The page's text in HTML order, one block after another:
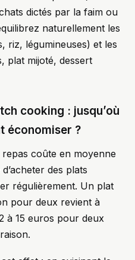
dictés par la faim ou
naturellement les
riz, légumineuses) et les
plat mijoté, dessert
cooking : jusqu’où
économiser ?
coûte en moyenne
des plats
régulièrement. Un plat
pour deux revient à
à 15 euros pour deux